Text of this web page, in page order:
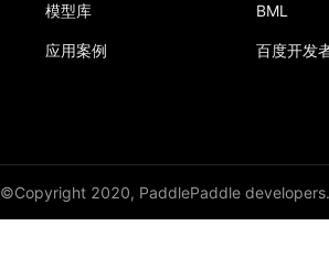
模型库
应用案例
BML
百度开发
©Copyright 2020, PaddlePaddle developers.